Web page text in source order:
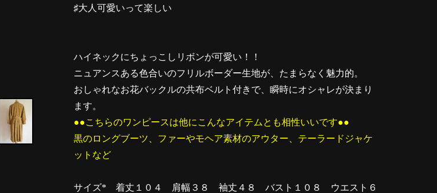
♯大人可愛いって楽しい
ハイネックにちょっこしリボンが可愛い！！
ニュアンスある色合いのフリルボーダー生地が、たまらなく魅力的。
おしゃれなお花バックルの共布ベルト付きで、瞬時にオシャレが決まり
ます。
●●こちらのワンピースは他にこんなアイテムとも相性いいです●●
黒のロングブーツ、ファーやモヘア素材のアウター、テーラードジャケ
ットなど
サイズ* 着丈１０４ 肩幅３８ 袖丈４８ バスト１０８ ウエスト６